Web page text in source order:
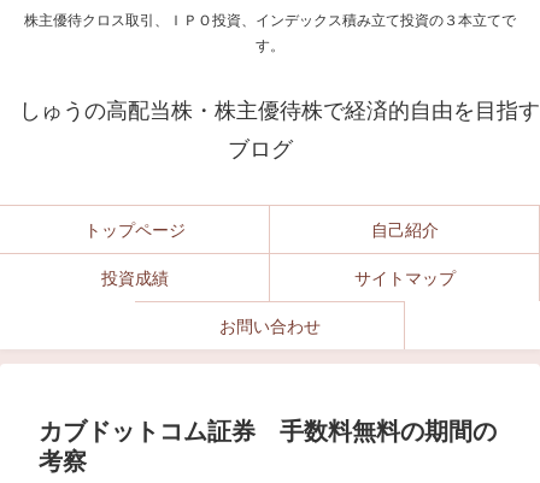
株主優待クロス取引、ＩＰＯ投資、インデックス積み立て投資の３本立てで
す。
しゅうの高配当株・株主優待株で経済的自由を目指す
ブログ
トップページ 自己紹介
投資成績 サイトマップ
お問い合わせ
カブドットコム証券 手数料無料の期間の
考察